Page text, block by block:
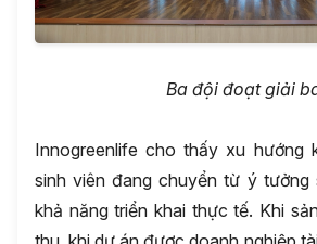
Ba đội đoạt giải
Innogreenlife cho thấy xu hướng
sinh viên đang chuyển từ ý tưởng
khả năng triển khai thực tế. Khi